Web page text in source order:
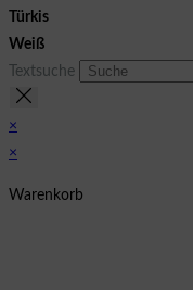
Türkis
Weiß
Textsuche
×
×
Warenkorb